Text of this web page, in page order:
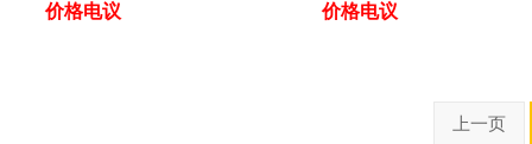
价格电议 价格电议
上一页